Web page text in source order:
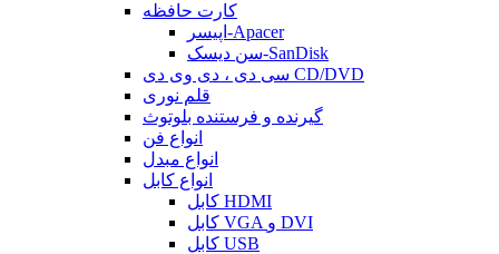
کارت حافظه
اپیسر-Apacer
سن دیسک-SanDisk
سی دی ، دی وی دی CD/DVD
قلم نوری
گیرنده و فرستنده بلوتوث
انواع فن
انواع مبدل
انواع کابل
کابل HDMI
کابل VGA و DVI
کابل USB